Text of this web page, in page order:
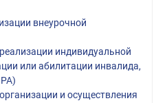
внеурочной
индивидуальной
или абилитации инвалида,
и осуществления